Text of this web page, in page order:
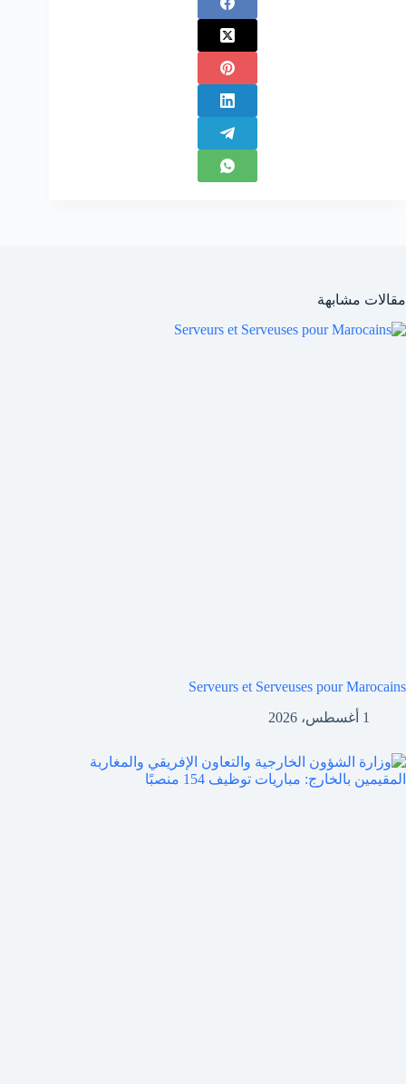
مقالات مشابهة
Serveurs et Serveuses pour Marocains
1 أغسطس، 2026